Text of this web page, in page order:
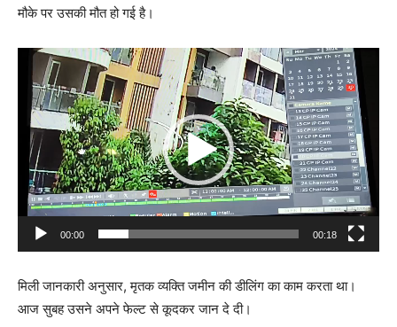
मौके पर उसकी मौत हो गई है।
a
r
00:00 00:18
मिली जानकारी अनुसार, मृतक व्यक्ति जमीन की डीलिंग का काम करता था।
आज सुबह उसने अपने फेल्ट से कूदकर जान दे दी।